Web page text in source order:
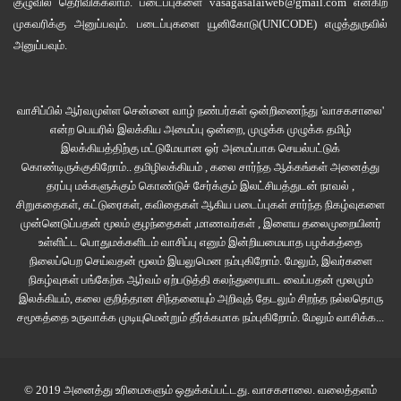
இன்று ஒரு தையல்காரராக வாழ்க்கையை நடத்தும் பபூல் அகமது, அந்தப்
குழந்தைகள் கிராமம் ஒன்றில் வளர்க்கப்பட்டனர்.
இவ்வாறாக நீண்ட காலமாக அவர்களது துயரக் கதைகள் கேட்கப்படாமலும்
கவனிக்கப்படாமலும் மறுக்கப்பட்டும் குழம்பி தேங்கிக் கிடந்தன. இப்போது
உடைந்த அணையிலிருந்து வேகமாக வரும் வெள்ளம் போல வெளிவந்தன.
1983-ஆம் ஆண்டு நெல்லியில் நடந்து, அனைவராலும் மறக்கப்பட்ட
படுகொலையைத் தொடர்ந்து, அஸ்ஸாமிலும் இந்தியாவின் பிற பகுதிகளிலும்
தொடர்ச்சியாக நடந்த மன அதிர்ச்சியை ஏற்படுத்திய இன அழிப்பிற்கும்
படுகொலைகளுக்கும் அரசாங்கம் வெளிப்படையாக உடந்தையாக இருந்தது;
மும்பையிலும் இதே போன்று அரசாங்கத்தின் துணையுடன் படுகொலைகள்
முகவரிக்கு அனுப்பவும். படைப்புகளை யூனிகோடு(UNICODE)எழுத்துருவில்
அனுப்பவும்.
வாசிப்பில் ஆர்வமுள்ள சென்னை வாழ் நண்பர்கள் ஒன்றிணைந்து 'வாசகசாலை'
என்ற பெயரில் இலக்கிய அமைப்பு ஒன்றை, முழுக்க முழுக்க தமிழ்
இலக்கியத்திற்கு மட்டுமேயான ஓர் அமைப்பாக செயல்பட்டுக்
கொண்டிருக்குகிறோம்.. தமிழிலக்கியம் , கலை சார்ந்த ஆக்கங்கள் அனைத்து
தரப்பு மக்களுக்கும் கொண்டுச் சேர்க்கும் இலட்சியத்துடன் நாவல் ,
சிறுகதைகள், கட்டுரைகள், கவிதைகள் ஆகிய படைப்புகள் சார்ந்த நிகழ்வுகளை
முன்னெடுப்பதன் மூலம் குழந்தைகள் ,மாணவர்கள் , இளைய தலைமுறையினர்
உள்ளிட்ட பொதுமக்களிடம் வாசிப்பு எனும் இன்றியமையாத பழக்கத்தை
நிலைப்பெற செய்வதன் மூலம் இயலுமென நம்புகிறோம். மேலும், இவர்களை
நிகழ்வுகள் பங்கேற்க ஆர்வம் ஏற்படுத்தி கலந்துரையாட வைப்பதன் மூலமும்
இலக்கியம், கலை குறித்தான சிந்தனையும் அறிவுத் தேடலும் சிறந்த நல்லதொரு
சமூகத்தை உருவாக்க முடியுமென்றும் தீர்க்கமாக நம்புகிறோம். மேலும் வாசிக்க...
© 2019 அனைத்து உரிமைகளும் ஒதுக்கப்பட்டது. வாசகசாலை . வலைத்தளம்